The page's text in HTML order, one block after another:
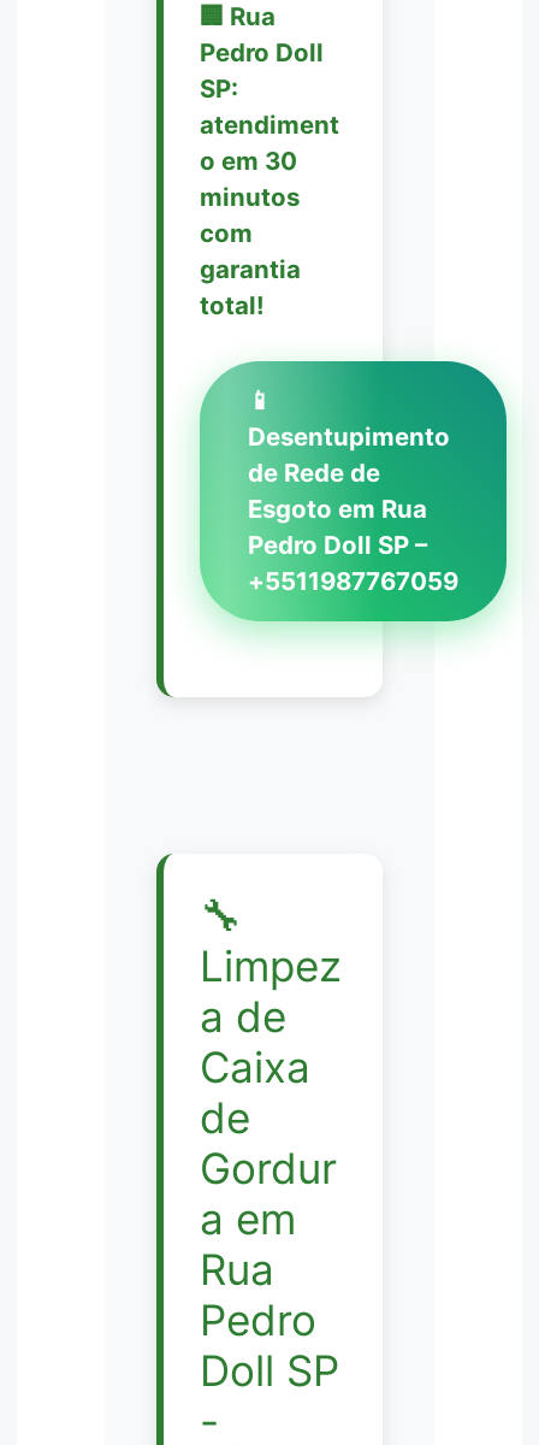
🏢 Rua
Pedro Doll
SP:
atendiment
o em 30
minutos
com
garantia
total!
📱
Desentupimento
de Rede de
Esgoto em Rua
Pedro Doll SP –
+5511987767059
🔧
Limpez
a de
Caixa
de
Gordur
a em
Rua
Pedro
Doll SP
-